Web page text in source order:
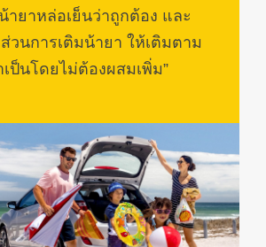
ายาหล่อเย็นว่าถูกต้อง และ
วนการเติมน้ายา ให้เติมตาม
ป็นโดยไม่ต้องผสมเพิ่ม”